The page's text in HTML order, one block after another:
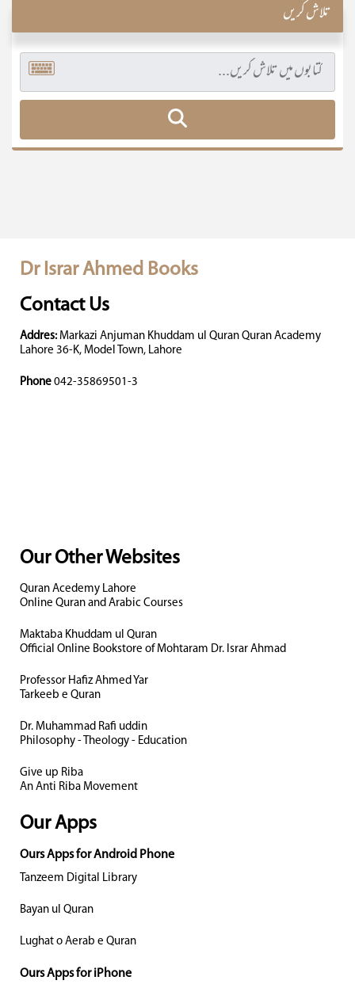
تلاش کریں
Dr Israr Ahmed Books
Contact Us
Addres: Markazi Anjuman Khuddam ul Quran Quran Academy
Lahore 36-K, Model Town, Lahore
Phone 042-35869501-3
Our Other Websites
Quran Acedemy Lahore
Online Quran and Arabic Courses
Maktaba Khuddam ul Quran
Official Online Bookstore of Mohtaram Dr. Israr Ahmad
Professor Hafiz Ahmed Yar
Tarkeeb e Quran
Dr. Muhammad Rafi uddin
Philosophy - Theology - Education
Give up Riba
An Anti Riba Movement
Our Apps
Ours Apps for Android Phone
Tanzeem Digital Library
Bayan ul Quran
Lughat o Aerab e Quran
Ours Apps for iPhone